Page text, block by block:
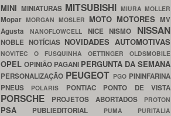
MINI MINIATURAS MITSUBISHI MIURA MOLLER
Mopar MORGAN MOSLER MOTO MOTORES MV
Agusta NANOFLOWCELL NICENISMO NISSAN
NOBLE NOTÍCIAS NOVIDADES AUTOMOTIVAS
NOVITEC O FUSQUINHA OETTINGER OLDSMOBILE
OPEL OPINIÃO PAGANI PERGUNTA DA SEMANA
PERSONALIZAÇÃO PEUGEOT PGO PININFARINA
PNEUS
POLARIS PONTIAC PONTO DE VISTA
PORSCHE PROJETOS ABORTADOS PROTON
PSA PUBLIEDITORIAL PUMA PURITALIA